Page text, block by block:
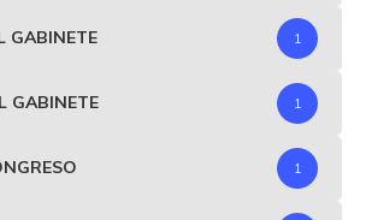
GABINETE 1
GABINETE 1
1